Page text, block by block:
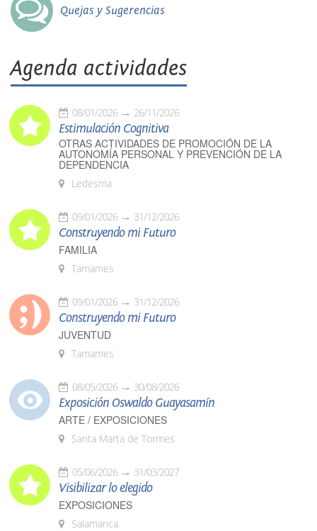
Quejas y Sugerencias
Agenda actividades
08/01/2026 26/11/2026
Estimulación Cognitiva
OTRAS ACTIVIDADES DE PROMOCIÓN DE LA
AUTONOMÍA PERSONAL Y PREVENCIÓN DE LA
DEPENDENCIA
Ledesma
09/01/2026 31/12/2026
Construyendo mi Futuro
FAMILIA
Tamames
09/01/2026 31/12/2026
Construyendo mi Futuro
JUVENTUD
Tamames
08/05/2026 30/08/2026
Exposición Oswaldo Guayasamín
ARTE / EXPOSICIONES
Santa Marta de Tormes
05/06/2026 31/03/2027
Visibilizar lo elegido
EXPOSICIONES
Salamanca